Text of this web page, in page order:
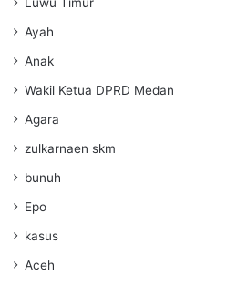
Ayah
Anak
Wakil Ketua DPRD Medan
Agara
zulkarnaen skm
bunuh
Epo
kasus
Aceh